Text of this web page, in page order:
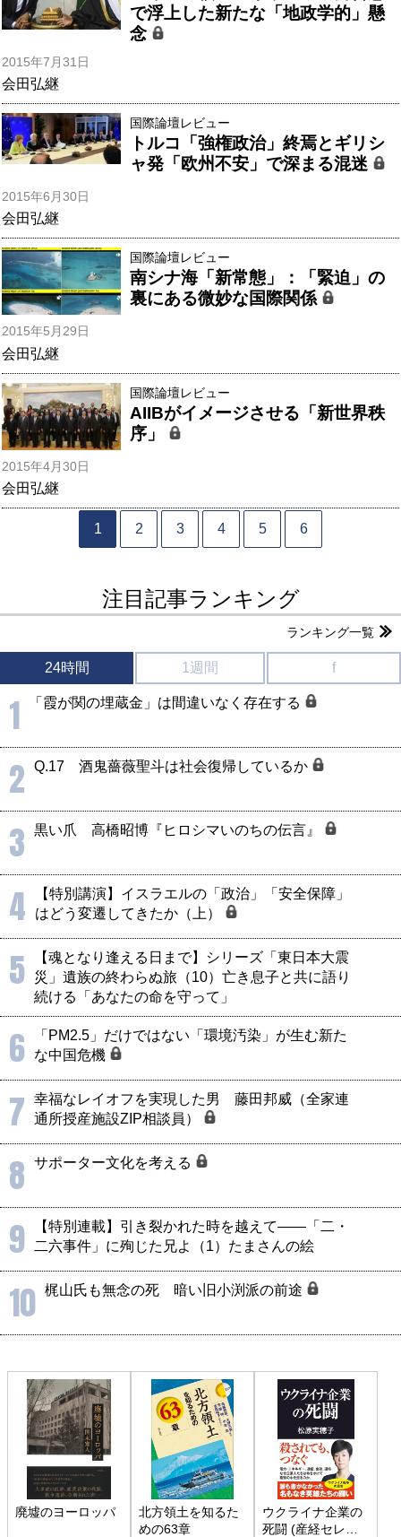
で浮上した新たな「地政学的」懸
念
2015年7月31日
会田弘継
国際論壇レビュー
トルコ「強権政治」終焉とギリシ
ャ発「欧州不安」で深まる混迷
2015年6月30日
会田弘継
国際論壇レビュー
南シナ海「新常態」：「緊迫」の
裏にある微妙な国際関係
2015年5月29日
会田弘継
国際論壇レビュー
AIIBがイメージさせる「新世界秩
序」
2015年4月30日
会田弘継
1 2 3 4 5 6
注目記事ランキング
ランキング一覧
24時間 1週間 f
1 「霞が関の埋蔵金」は間違いなく存在する
2 Q.17 酒鬼薔薇聖斗は社会復帰しているか
3 黒い爪 高橋昭博『ヒロシマいのちの伝言』
4
【特別講演】イスラエルの「政治」「安全保障」
はどう変遷してきたか（上）
5
【魂となり逢える日まで】シリーズ「東日本大震
災」遺族の終わらぬ旅（10）亡き息子と共に語り
続ける「あなたの命を守って」
6
「PM2.5」だけではない「環境汚染」が生む新た
な中国危機
7
幸福なレイオフを実現した男 藤田邦威（全家連
通所授産施設ZIP相談員）
8 サポーター文化を考える
9
【特別連載】引き裂かれた時を越えて――「二・
二六事件」に殉じた兄よ（1）たまさんの絵
10 梶山氏も無念の死 暗い旧小渕派の前途
廃墟のヨーロッパ
北方領土を知るた
めの63章
ウクライナ企業の
死闘 (産経セレク